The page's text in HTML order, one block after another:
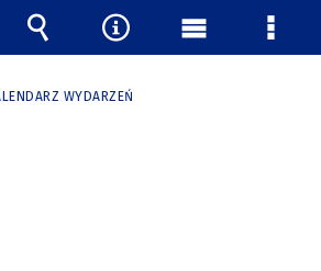
WYDARZEŃ
Wyszukiwarka
Narzędzia
Menu Menu